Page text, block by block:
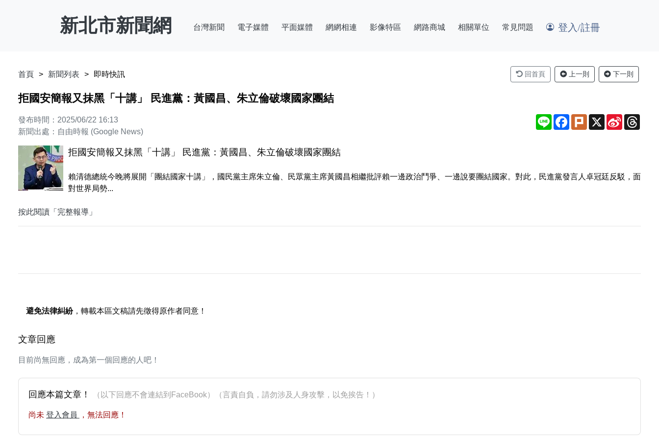
新北市新聞網 台灣新聞 電子媒體 平面媒體 網網相連 影像特區 網路商城 相關單位 常見問題 登入/註冊
首頁 新聞列表 即時快訊 回首頁 上一則 下一則
拒國安簡報又抹黑「十講」 民進黨：黃國昌、朱立倫破壞國家團結
發布時間：2025/06/22 16:13
新聞出處：自由時報 (Google News)
Line Facebook
Plurk X
Sina
Weibo
拒國安簡報又抹黑「十講」 民進黨：黃國昌、朱立倫破壞國家團結
賴清德總統今晚將展開「團結國家十講」，國民黨主席朱立倫、民眾黨主席黃國昌相繼批評賴一邊政治鬥爭、一邊說要團結國家。對此，民進黨發言人卓冠廷反駁，面
對世界局勢...
按此閱讀「完整報導」
避免法律糾紛，轉載本區文稿請先徵得原作者同意！
文章回應
目前尚無回應，成為第一個回應的人吧！
回應本篇文章！ （以下回應不會連結到FaceBook）（言責自負，請勿涉及人身攻擊，以免挨告！）
尚未 登入會員 ，無法回應！